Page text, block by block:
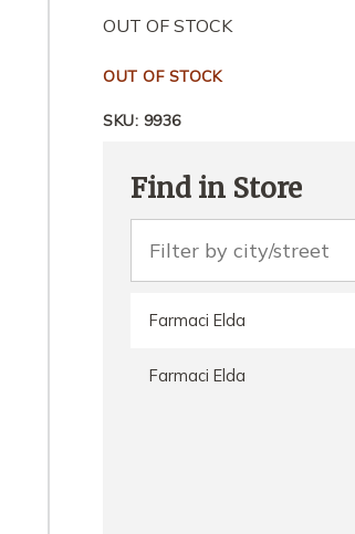
OUT OF STOCK
OUT OF STOCK
SKU: 9936
Find in Store
Farmaci Elda
Farmaci Elda